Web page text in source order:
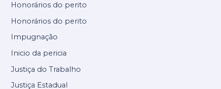
Honorários do perito
Honorários do perito
Impugnação
Inicio da pericia
Justiça do Trabalho
Justiça Estadual